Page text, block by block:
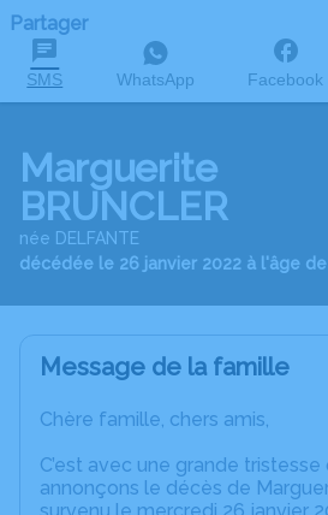
Partager
SMS WhatsApp Facebook
Marguerite
BRUNCLER
née DELFANTE
décédée le 26 janvier 2022 à l'âge
Message de la famille
Chère famille, chers amis,
C’est avec une grande
annonçons le décès de